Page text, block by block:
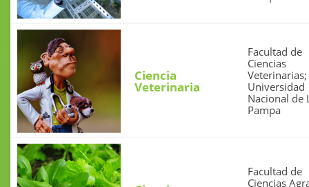
Ciencia
Veterinaria
Facultad de
Ciencias
Veterinarias;
Universidad
Nacional de
Pampa
Facultad de
Ciencias